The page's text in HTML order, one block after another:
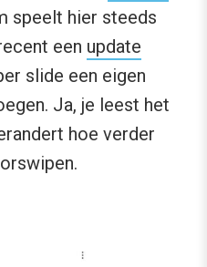
speelt hier steeds
een update
slide een eigen
Ja, je leest het
hoe verder